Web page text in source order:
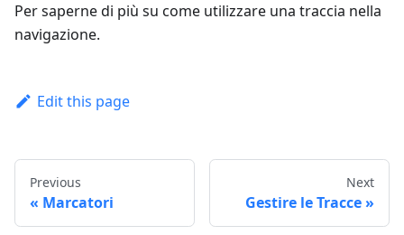
Per saperne di più su come utilizzare una traccia nella
navigazione.
Edit this page
Previous
Marcatori
Next
Gestire le Tracce